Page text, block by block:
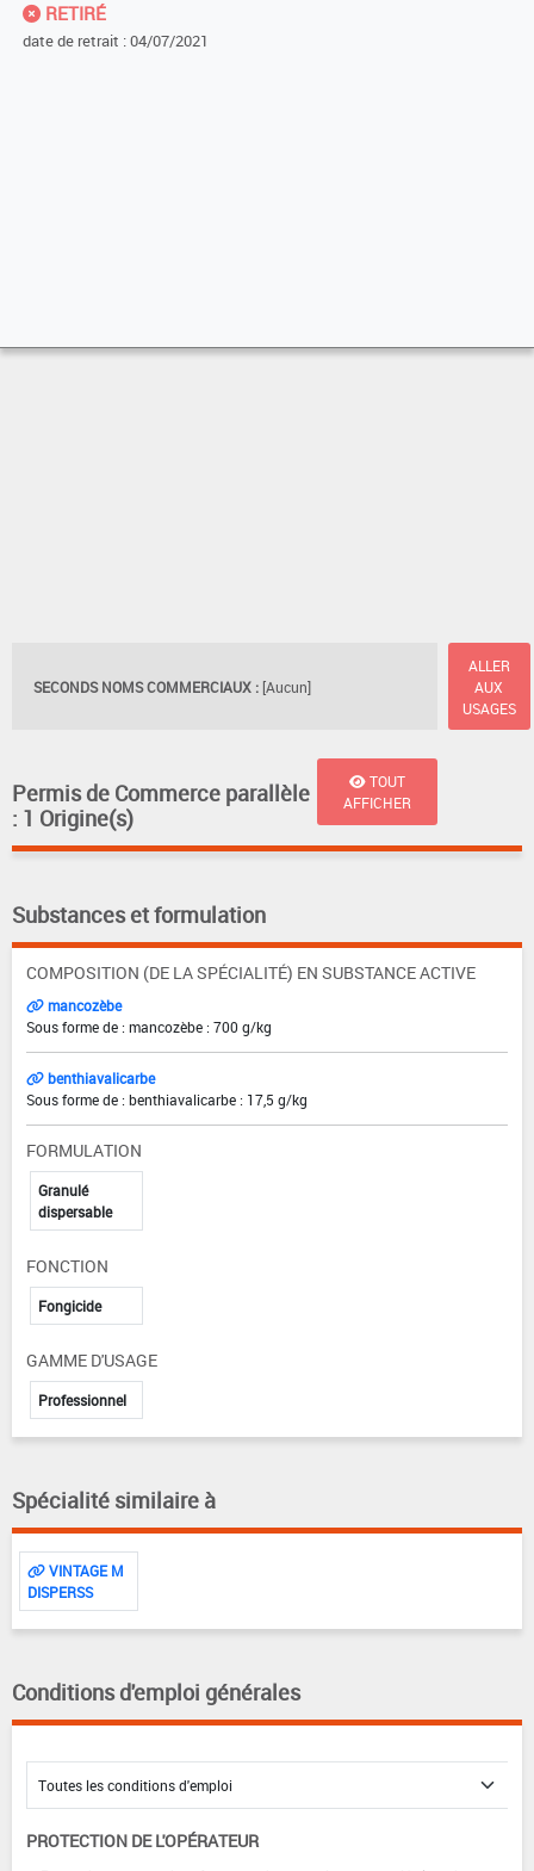
RETIRÉ
date de retrait : 04/07/2021
SECONDS NOMS COMMERCIAUX : [Aucun]
ALLER
AUX
USAGES
Permis de Commerce parallèle
: 1 Origine(s)
TOUT
AFFICHER
Substances et formulation
COMPOSITION (DE LA SPÉCIALITÉ) EN SUBSTANCE ACTIVE
mancozèbe
Sous forme de : mancozèbe : 700 g/kg
benthiavalicarbe
Sous forme de : benthiavalicarbe : 17,5 g/kg
FORMULATION
Granulé
dispersable
FONCTION
Fongicide
GAMME D'USAGE
Professionnel
Spécialité similaire à
VINTAGE M
DISPERSS
Conditions d'emploi générales
PROTECTION DE L'OPÉRATEUR